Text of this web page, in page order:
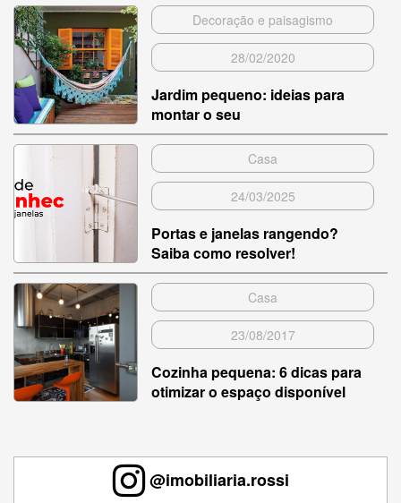
Decoração e paisagismo
28/02/2020
Jardim pequeno: ideias para
montar o seu
Casa
24/03/2025
Portas e janelas rangendo?
Saiba como resolver!
Casa
23/08/2017
Cozinha pequena: 6 dicas para
otimizar o espaço disponível
@imobiliaria.rossi